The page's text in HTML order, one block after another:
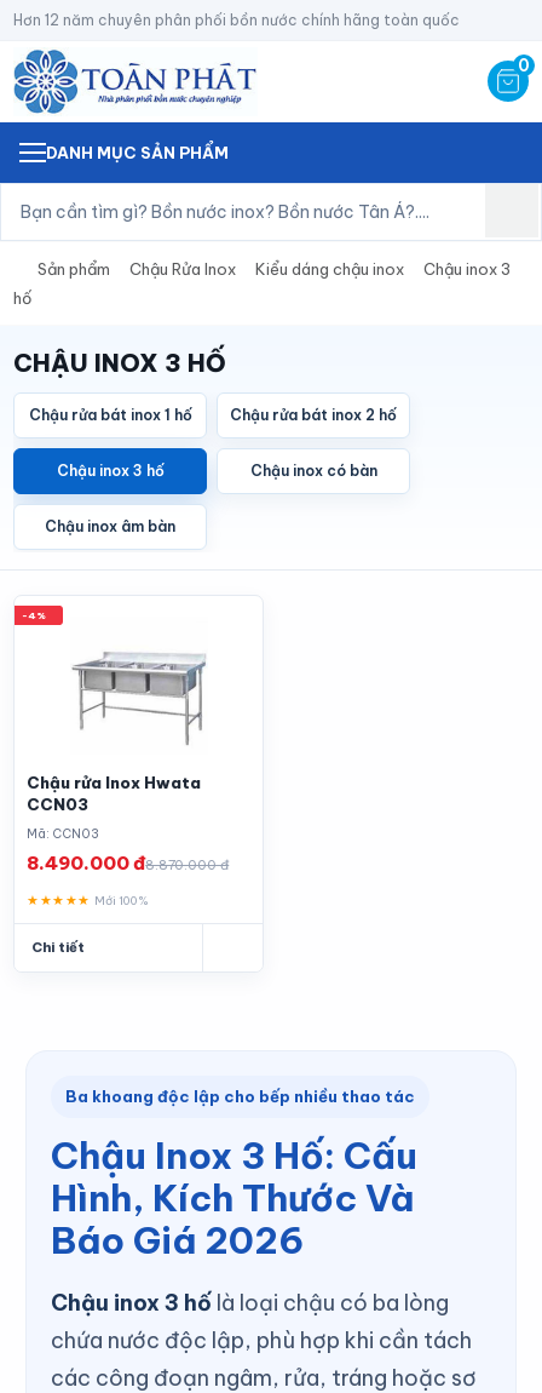
Hơn 12 năm chuyên phân phối bồn nước chính hãng toàn quốc
0
DANH MỤC SẢN PHẨM
Sản phẩm Chậu Rửa Inox Kiểu dáng chậu inox
Chậu inox 3
hố
CHẬU INOX 3 HỐ
Chậu rửa bát inox 1 hố Chậu rửa bát inox 2 hố
Chậu inox 3 hố Chậu inox có bàn
Chậu inox âm bàn
-4%
Chậu rửa Inox Hwata
CCN03
Mã: CCN03
8.870.000 đ
8.490.000 đ
★★★★★ Mới 100%
Chi tiết
Ba khoang độc lập cho bếp nhiều thao tác
Chậu Inox 3 Hố: Cấu
Hình, Kích Thước Và
Báo Giá 2026
Chậu inox 3 hố là loại chậu có ba lòng
chứa nước độc lập, phù hợp khi cần tách
các công đoạn ngâm, rửa, tráng hoặc sơ